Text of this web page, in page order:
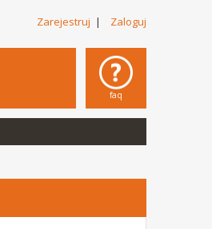
Zarejestruj | Zaloguj
faq